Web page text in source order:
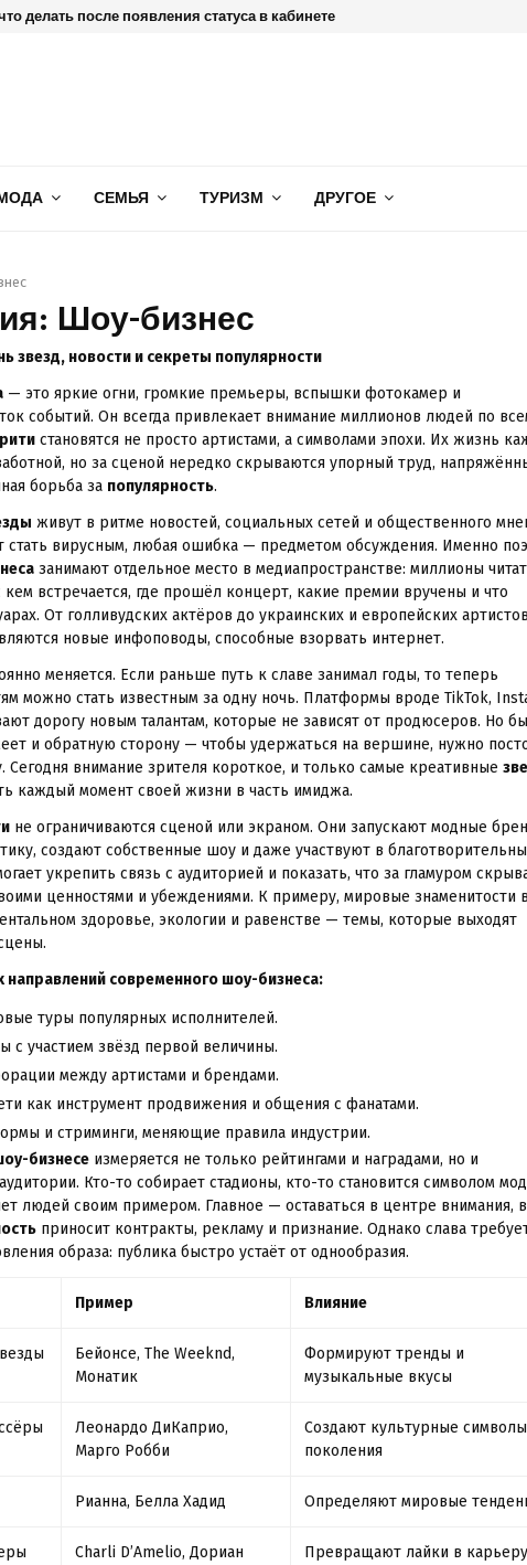
делать после появления статуса в кабинете
СЕМЬЯ ТУРИЗМ ДРУГОЕ
Шоу-бизнес
звезд, новости и секреты популярности
— это яркие огни, громкие премьеры, вспышки фотокамер и
событий. Он всегда привлекает внимание миллионов людей по
становятся не просто артистами, а символами эпохи. Их жизнь
но за сценой нередко скрываются упорный труд,
борьба за популярность.
живут в ритме новостей, социальных сетей и общественного
вирусным, любая ошибка — предметом обсуждения. Именно
занимают отдельное место в медиапространстве: миллионы
кем встречается, где прошёл концерт, какие премии вручены и что
От голливудских актёров до украинских и европейских
новые инфоповоды, способные взорвать интернет.
меняется. Если раньше путь к славе занимал годы, то теперь
можно стать известным за одну ночь. Платформы вроде TikTok,
дорогу новым талантам, которые не зависят от продюсеров. Но
и обратную сторону — чтобы удержаться на вершине, нужно
Сегодня внимание зрителя короткое, и только самые креативные
каждый момент своей жизни в часть имиджа.
не ограничиваются сценой или экраном. Они запускают модные
создают собственные шоу и даже участвуют в
укрепить связь с аудиторией и показать, что за гламуром
ценностями и убеждениями. К примеру, мировые знаменитости
здоровье, экологии и равенстве — темы, которые выходят
направлений современного шоу-бизнеса:
туры популярных исполнителей.
с участием звёзд первой величины.
между артистами и брендами.
как инструмент продвижения и общения с фанатами.
и стриминги, меняющие правила индустрии.
бизнесе измеряется не только рейтингами и наградами, но и
Кто-то собирает стадионы, кто-то становится символом
людей своим примером. Главное — оставаться в центре внимания,
приносит контракты, рекламу и признание. Однако слава
образа: публика быстро устаёт от однообразия.
Пример Влияние
Бейонсе, The Weeknd,
Монатик
Формируют тренды и
музыкальные вкусы
Леонардо ДиКаприо,
Марго Робби
Создают культурные символы
поколения
Рианна, Белла Хадид Определяют мировые
Charli D’Amelio, Дориан
Превращают лайки в карьеру